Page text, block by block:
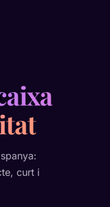
curt i